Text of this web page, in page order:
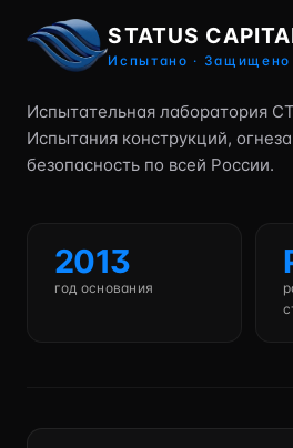
STATUS
Испытано · Защищено
Испытательная лаборатория
Испытания конструкций,
безопасность по всей России.
2013
год основания